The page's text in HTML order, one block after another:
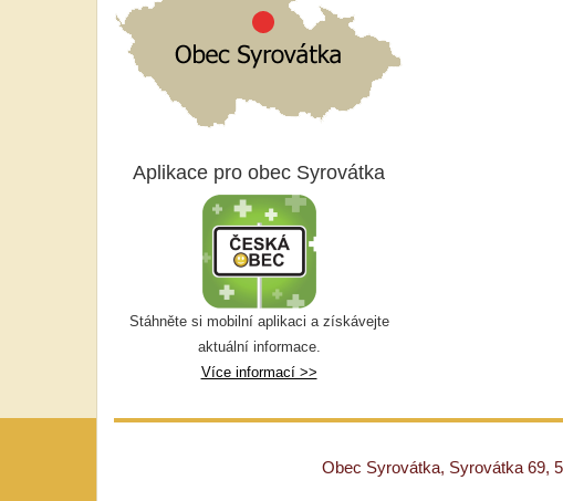
Aplikace pro obec Syrovátka
Stáhněte si mobilní aplikaci a získávejte
aktuální informace.
Více informací >>
Obec Syrovátka, Syrovátka 69,